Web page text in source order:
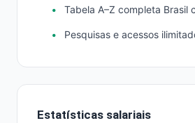
Tabela A–Z completa Brasil
Pesquisas e acessos
Estatísticas salariais